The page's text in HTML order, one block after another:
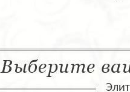
Выберите